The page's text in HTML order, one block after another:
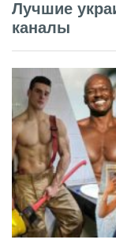
Лучшие
каналы